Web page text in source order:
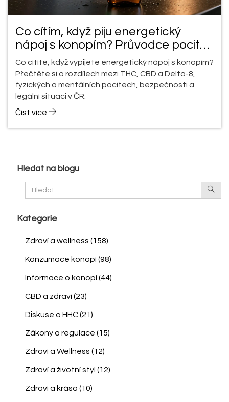
Co cítím, když piju energetický
nápoj s konopím? Průvodce pocity
a účinky
Co cítíte, když vypijete energetický nápoj s konopím?
Přečtěte si o rozdílech mezi THC, CBD a Delta-8,
fyzických a mentálních pocitech, bezpečnosti a
legální situaci v ČR.
Číst více
Hledat na blogu
Kategorie
Zdraví a wellness (158)
Konzumace konopí(98)
Informace o konopí(44)
CBD a zdraví(23)
Diskuse o HHC(21)
Zákony a regulace (15)
Zdraví a Wellness (12)
Zdraví a životní styl (12)
Zdraví a krása (10)